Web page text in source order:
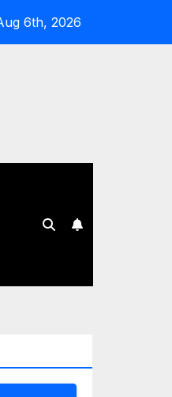
Keliling Meski Belum
6th, 2026